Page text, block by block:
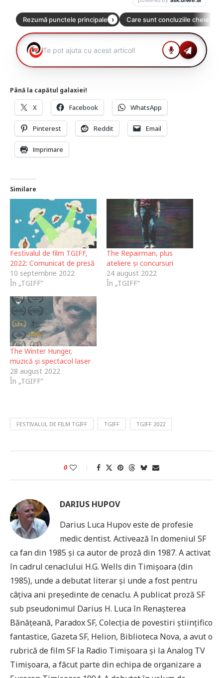
Până la capătul galaxiei!
X Facebook WhatsApp
Pinterest Reddit Email
Imprimare
Similare
Festivalul de film TGIFF,
2022: Comunicat de presă
10 septembrie 2022
În „TGIFF”
The Repairman, plus
ateliere și concursuri
24 august 2022
În „TGIFF”
The Winter Hunger,
muzică și spectacol laser
28 august 2022
În „TGIFF”
FESTIVALUL DE FILM TGIFF TGIFF TGIFF 2022
0
DARIUS HUPOV
Darius Luca Hupov este de profesie
medic dentist. Activează în domeniul SF
ca fan din 1985 și ca autor de proză din 1987. A activat
în cadrul cenaclului H.G. Wells din Timișoara (din
1985), unde a debutat literar și unde a fost pentru
câțiva ani președinte de cenaclu. A publicat proză SF
sub pseudonimul Darius H. Luca în Renașterea
Bănățeană, Paradox SF, Colecția de povestiri științifico
fantastice, Gazeta SF, Helion, Biblioteca Nova, a avut o
rubrică de film SF la Radio Timișoara și la Analog TV
Timișoara, a făcut parte din echipa de organizare a